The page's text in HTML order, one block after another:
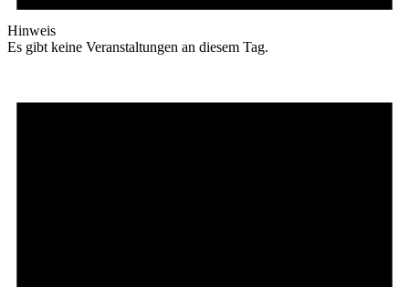
Hinweis
Es gibt keine Veranstaltungen an diesem Tag.